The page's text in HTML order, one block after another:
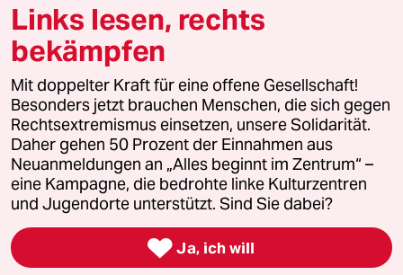
© 2026 taz Verlags und Vertriebs GmbH
Alle Rechte vorbehalten. Bei rechtlichen Fragen oder für Genehmigungen
wenden Sie sich bitte an lizenzen@taz.de
Feedback Redaktionsstatut Kommune-Richtlinien
Leitlinie Informant Datenschutz Impressum AGB
Seitenwende Einwilligungen widerrufen (Ads)
Links lesen, rechts
bekämpfen
Mit doppelter Kraft für eine offene Gesellschaft!
Besonders jetzt brauchen Menschen, die sich gegen
Rechtsextremismus einsetzen, unsere Solidarität.
Daher gehen 50 Prozent der Einnahmen aus
Neuanmeldungen an „Alles beginnt im Zentrum“ –
eine Kampagne, die bedrohte linke Kulturzentren
und Jugendorte unterstützt. Sind Sie dabei?
 Ja, ich will